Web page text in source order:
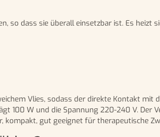
so dass sie überall einsetzbar ist. Es
Vlies, sodass der direkte Kontakt
100 W und die Spannung 220-240 V. Der
kompakt, gut geeignet für therapeutische